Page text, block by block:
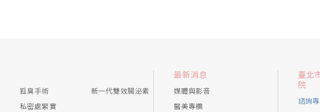
狐臭手術
私密處緊實
新一代雙效腸泌素
最新消息
媒體與影音
醫美專欄
臺北
院
諮詢